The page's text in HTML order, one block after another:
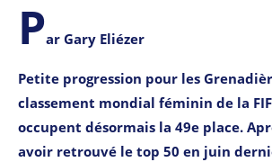
Par Gary Eliézer
Petite progression pour les
classement mondial féminin de la
occupent désormais la 49e place.
avoir retrouvé le top 50 en juin